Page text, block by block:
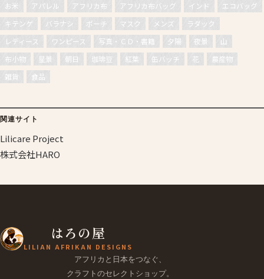
お米 アパレル アフリカ布 アフリカ布バッグ インド
エコバッグ
キテンゲ
バラナシ ポーチ マスク メンズ
ラダック
レディース
ワンピース 写真・ＣＤ・書籍 夕陽 夜景
山
布小物
星景 朝日 珈琲豆 紅葉 缶バッチ 花
農産物
雑貨
食品
関連サイト
Lilicare Project
株式会社HARO
はろの屋
LILIAN AFRIKAN DESIGNS
アフリカと日本をつなぐ、
クラフトのセレクトショップ。